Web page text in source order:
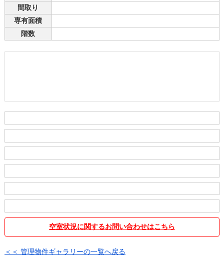
間取り
専有面積
階数
空室状況に関するお問い合わせはこちら
＜＜ 管理物件ギャラリーの一覧へ戻る